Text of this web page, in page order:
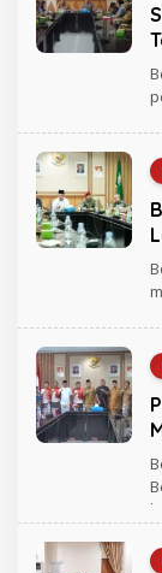
E
H
R
A
G
H
A
O
E
H
R
A
G
H
A
O
E
H
R
A
G
H
M
A
O